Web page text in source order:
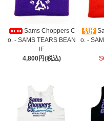
Sams Choppers C
o. - SAMS TEARS BEAN
IE
4,800円(税込)
o. -